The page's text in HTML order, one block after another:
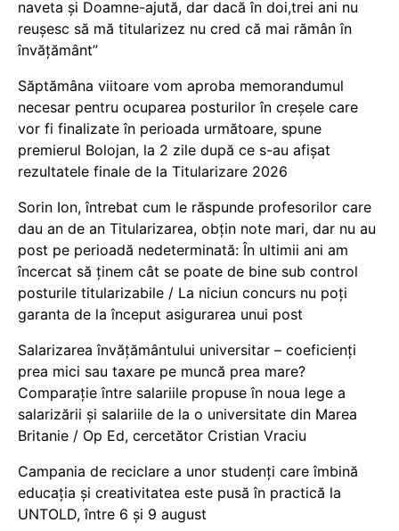
naveta și Doamne-ajută, dar dacă în doi,trei ani nu
reușesc să mă titularizez nu cred că mai rămân în
învățământ”
Săptămâna viitoare vom aproba memorandumul
necesar pentru ocuparea posturilor în creșele care
vor fi finalizate în perioada următoare, spune
premierul Bolojan, la 2 zile după ce s-au afișat
rezultatele finale de la Titularizare 2026
Sorin Ion, întrebat cum le răspunde profesorilor care
dau an de an Titularizarea, obțin note mari, dar nu au
post pe perioadă nedeterminată: În ultimii ani am
încercat să ținem cât se poate de bine sub control
posturile titularizabile / La niciun concurs nu poți
garanta de la început asigurarea unui post
Salarizarea învățământului universitar – coeficienți
prea mici sau taxare pe muncă prea mare?
Comparație între salariile propuse în noua lege a
salarizării și salariile de la o universitate din Marea
Britanie / Op Ed, cercetător Cristian Vraciu
Campania de reciclare a unor studenți care îmbină
educația și creativitatea este pusă în practică la
UNTOLD, între 6 și 9 august